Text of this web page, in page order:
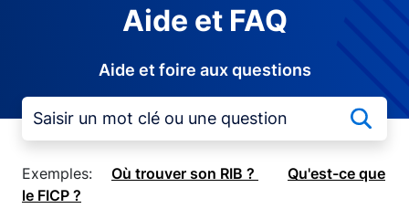
Aide et FAQ
Aide et foire aux questions
Exemples: Où trouver son RIB ?
Qu'est-ce que
le FICP ?